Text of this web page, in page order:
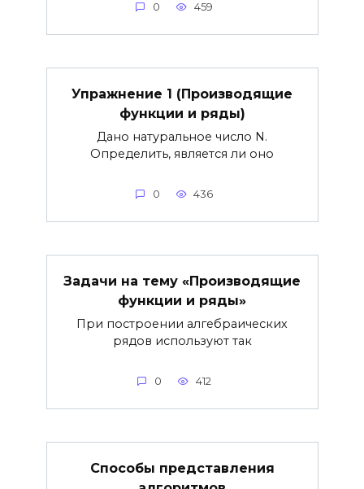
0 459
Упражнение 1 (Производящие
функции и ряды)
Дано натуральное число N.
Определить, является ли оно
0 436
Задачи на тему «Производящие
функции и ряды»
При построении алгебраических
рядов используют так
0 412
Способы представления